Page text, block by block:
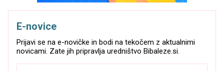
E-novice
Prijavi se na e-novičke in bodi na tekočem z aktualnimi
novicami. Zate jih pripravlja uredništvo Bibaleze.si.